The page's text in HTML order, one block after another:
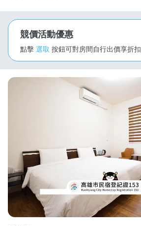
競價活動優惠
點擊 選取 按鈕可對房間自行出價享折扣